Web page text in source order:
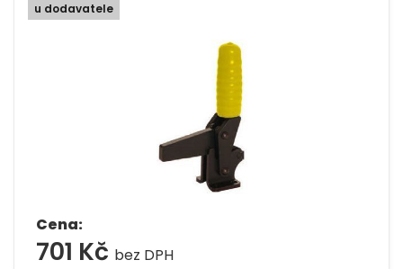
u dodavatele
Cena:
701 Kč bez DPH